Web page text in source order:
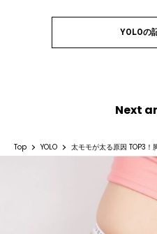
YOLOの
Next
Top YOLO 太モモが太る原因 TOP3！